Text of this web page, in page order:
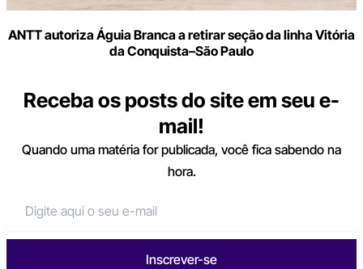
ANTT autoriza Águia Branca a retirar seção da linha Vitória
da Conquista–São Paulo
Receba os posts do site em seu e-
mail!
Quando uma matéria for publicada, você fica sabendo na
hora.
Inscrever-se